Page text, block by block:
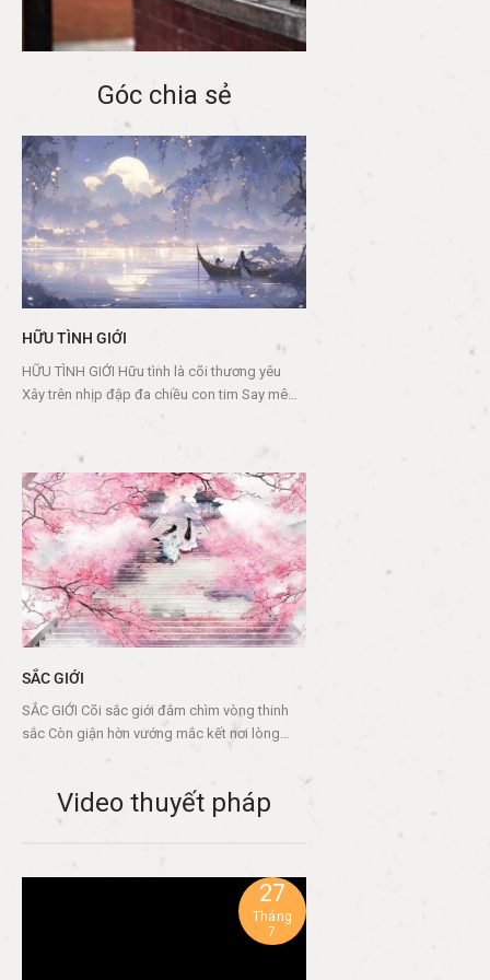
Đồng Bổn/ Giọng đọc: Tú
Góc chia sẻ
HỮU TÌNH GIỚI
HỮU TÌNH GIỚI Hữu tình là cõi thương yêu
Xây trên nhịp đập đa chiều con tim Say mê
SẮC GIỚI
SẮC GIỚI Cõi sắc giới đắm chìm vòng thinh
sắc Còn giận hờn vướng mắc kết nơi lòng
Video thuyết pháp
27
Tháng
7